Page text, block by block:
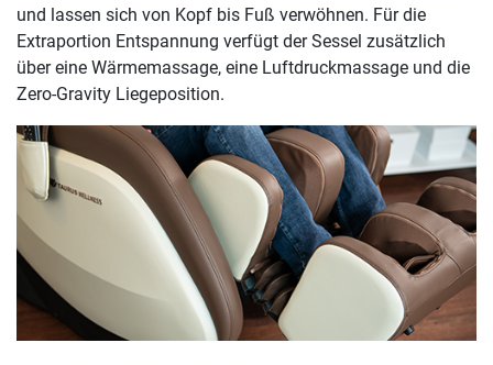
und lassen sich von Kopf bis Fuß verwöhnen. Für die
Extraportion Entspannung verfügt der Sessel zusätzlich
über eine Wärmemassage, eine Luftdruckmassage und die
Zero-Gravity Liegeposition.